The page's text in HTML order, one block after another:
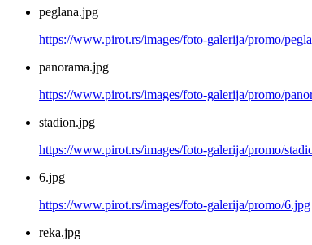
peglana.jpg
https://www.pirot.rs/images/foto-galerija/promo/
panorama.jpg
https://www.pirot.rs/images/foto-galerija/promo/
stadion.jpg
https://www.pirot.rs/images/foto-galerija/promo/
6.jpg
https://www.pirot.rs/images/foto-galerija/promo/6.jpg
reka.jpg